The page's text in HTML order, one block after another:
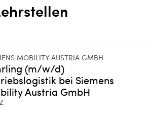
MOBILITY AUSTRIA GMBH
(m/w/d)
bei Siemens
Austria GmbH